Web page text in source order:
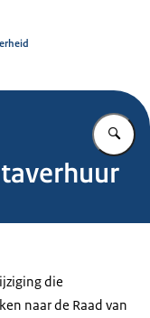
die
naar de Raad van